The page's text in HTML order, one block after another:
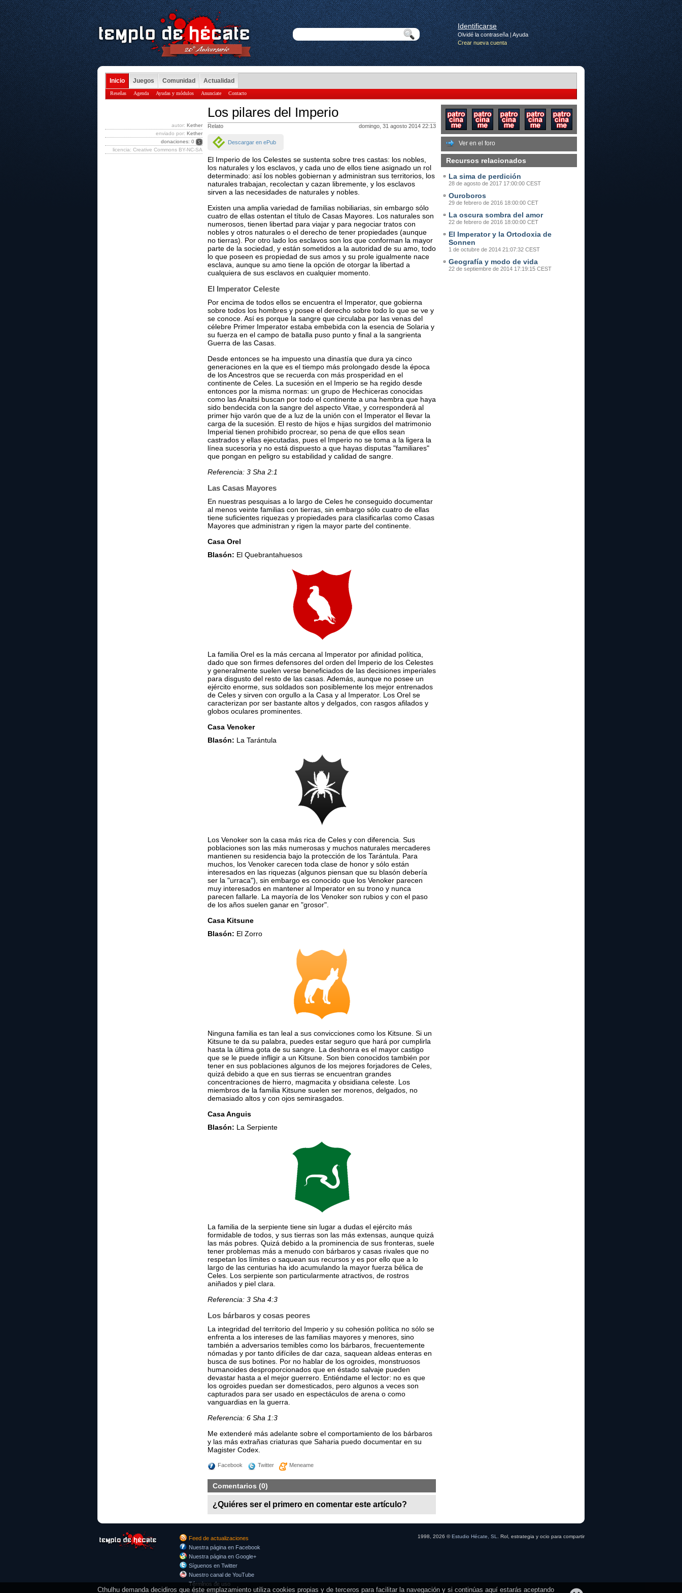
Identificarse
Olvidé la contraseña|Ayuda
Crear nueva cuenta
Inicio Juegos Comunidad Actualidad
Reseñas Agenda Ayudas y módulos Anunciate Contacto
Los pilares del Imperio
Relato domingo, 31 agosto 2014 22:13
Descargar en ePub
El Imperio de los Celestes se sustenta sobre tres castas: los nobles,
los naturales y los esclavos, y cada uno de ellos tiene asignado un rol
determinado: así los nobles gobiernan y administran sus territorios, los
naturales trabajan, recolectan y cazan libremente, y los esclavos
sirven a las necesidades de naturales y nobles.
Existen una amplia variedad de familias nobiliarias, sin embargo sólo
cuatro de ellas ostentan el título de Casas Mayores. Los naturales son
numerosos, tienen libertad para viajar y para negociar tratos con
nobles y otros naturales o el derecho de tener propiedades (aunque
no tierras). Por otro lado los esclavos son los que conforman la mayor
parte de la sociedad, y están sometidos a la autoridad de su amo, todo
lo que poseen es propiedad de sus amos y su prole igualmente nace
esclava, aunque su amo tiene la opción de otorgar la libertad a
cualquiera de sus esclavos en cualquier momento.
El Imperator Celeste
Por encima de todos ellos se encuentra el Imperator, que gobierna
sobre todos los hombres y posee el derecho sobre todo lo que se ve y
se conoce. Así es porque la sangre que circulaba por las venas del
célebre Primer Imperator estaba embebida con la esencia de Solaria y
su fuerza en el campo de batalla puso punto y final a la sangrienta
Guerra de las Casas.
Desde entonces se ha impuesto una dinastía que dura ya cinco
generaciones en la que es el tiempo más prolongado desde la época
de los Ancestros que se recuerda con más prosperidad en el
continente de Celes. La sucesión en el Imperio se ha regido desde
entonces por la misma normas: un grupo de Hechiceras conocidas
como las Anaitsi buscan por todo el continente a una hembra que haya
sido bendecida con la sangre del aspecto Vitae, y corresponderá al
primer hijo varón que de a luz de la unión con el Imperator el llevar la
carga de la sucesión. El resto de hijos e hijas surgidos del matrimonio
Imperial tienen prohibido procrear, so pena de que ellos sean
castrados y ellas ejecutadas, pues el Imperio no se toma a la ligera la
línea sucesoria y no está dispuesto a que hayas disputas "familiares"
que pongan en peligro su estabilidad y calidad de sangre.
Referencia: 3 Sha 2:1
Las Casas Mayores
En nuestras pesquisas a lo largo de Celes he conseguido documentar
al menos veinte familias con tierras, sin embargo sólo cuatro de ellas
tiene suficientes riquezas y propiedades para clasificarlas como Casas
Mayores que administran y rigen la mayor parte del continente.
Casa Orel
Blasón: El Quebrantahuesos
La familia Orel es la más cercana al Imperator por afinidad política,
dado que son firmes defensores del orden del Imperio de los Celestes
y generalmente suelen verse beneficiados de las decisiones imperiales
para disgusto del resto de las casas. Además, aunque no posee un
ejército enorme, sus soldados son posiblemente los mejor entrenados
de Celes y sirven con orgullo a la Casa y al Imperator. Los Orel se
caracterizan por ser bastante altos y delgados, con rasgos afilados y
globos oculares prominentes.
Casa Venoker
Blasón: La Tarántula
Los Venoker son la casa más rica de Celes y con diferencia. Sus
poblaciones son las más numerosas y muchos naturales mercaderes
mantienen su residencia bajo la protección de los Tarántula. Para
muchos, los Venoker carecen toda clase de honor y sólo están
interesados en las riquezas (algunos piensan que su blasón debería
ser la "urraca"), sin embargo es conocido que los Venoker parecen
muy interesados en mantener al Imperator en su trono y nunca
parecen fallarle. La mayoría de los Venoker son rubios y con el paso
de los años suelen ganar en "grosor".
Casa Kitsune
Blasón: El Zorro
Ninguna familia es tan leal a sus convicciones como los Kitsune. Si un
Kitsune te da su palabra, puedes estar seguro que hará por cumplirla
hasta la última gota de su sangre. La deshonra es el mayor castigo
que se le puede infligir a un Kitsune. Son bien conocidos también por
tener en sus poblaciones algunos de los mejores forjadores de Celes,
quizá debido a que en sus tierras se encuentran grandes
concentraciones de hierro, magmacita y obsidiana celeste. Los
miembros de la familia Kitsune suelen ser morenos, delgados, no
demasiado altos y con ojos semirasgados.
Casa Anguis
Blasón: La Serpiente
La familia de la serpiente tiene sin lugar a dudas el ejército más
formidable de todos, y sus tierras son las más extensas, aunque quizá
las más pobres. Quizá debido a la prominencia de sus fronteras, suele
tener problemas más a menudo con bárbaros y casas rivales que no
respetan los límites o saquean sus recursos y es por ello que a lo
largo de las centurias ha ido acumulando la mayor fuerza bélica de
Celes. Los serpiente son particularmente atractivos, de rostros
aniñados y piel clara.
Referencia: 3 Sha 4:3
Los bárbaros y cosas peores
La integridad del territorio del Imperio y su cohesión política no sólo se
enfrenta a los intereses de las familias mayores y menores, sino
también a adversarios temibles como los bárbaros, frecuentemente
nómadas y por tanto difíciles de dar caza, saquean aldeas enteras en
busca de sus botines. Por no hablar de los ogroides, monstruosos
humanoides desproporcionados que en éstado salvaje pueden
devastar hasta a el mejor guerrero. Entiéndame el lector: no es que
los ogroides puedan ser domesticados, pero algunos a veces son
capturados para ser usado en espectáculos de arena o como
vanguardias en la guerra.
Referencia: 6 Sha 1:3
Me extenderé más adelante sobre el comportamiento de los bárbaros
y las más extrañas criaturas que Saharia puedo documentar en su
Magister Codex.
Facebook Twitter Meneame
Comentarios (0)
¿Quiéres ser el primero en comentar este artículo?
Ver en el foro
Recursos relacionados
La sima de perdición
28 de agosto de 2017 17:00:00 CEST
Ouroboros
29 de febrero de 2016 18:00:00 CET
La oscura sombra del amor
22 de febrero de 2016 18:00:00 CET
El Imperator y la Ortodoxia de
Sonnen
1 de octubre de 2014 21:07:32 CEST
Geografía y modo de vida
22 de septiembre de 2014 17:19:15 CEST
autor: Kether
enviado por: Kether
donaciones: 0
licencia: Creative Commons BY-NC-SA
Feed de actualizaciones
Nuestra página en Facebook
Nuestra página en Google+
Síguenos en Twitter
Nuestro canal de YouTube
Términos de uso
1998, 2026 ©Estudio Hécate, SL . Rol, estrategia y ocio para compartir
Cthulhu demanda decidiros que éste emplazamiento utiliza cookies propias y de terceros para facilitar la navegación y si continúas aquí estarás aceptando